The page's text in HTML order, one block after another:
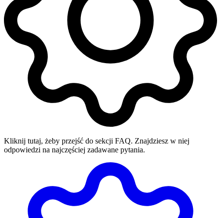
Kliknij tutaj, żeby przejść do sekcji FAQ. Znajdziesz w niej
odpowiedzi na najczęściej zadawane pytania.